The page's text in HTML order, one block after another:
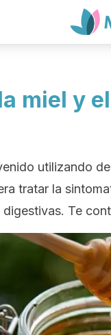
miel y
utilizando
tratar la
Te